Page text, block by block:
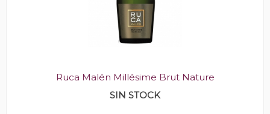
Ruca Malén Millésime Brut Nature
SIN STOCK